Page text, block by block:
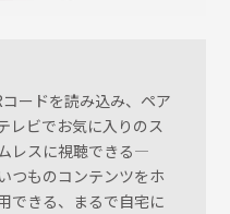
ードを読み込み、ペア
レビでお気に入りのス
レスに視聴できる―
つものコンテンツをホ
できる、まるで自宅に